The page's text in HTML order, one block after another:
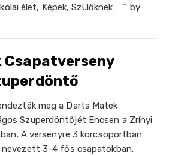
élet, Képek,Szülőknek
by
Csapatverseny
meg a Darts Matek
Szuperdöntőjét Encsen a Zrínyi
A versenyre 3 korcsoportban
nevezett 3-4 fős csapatokban.